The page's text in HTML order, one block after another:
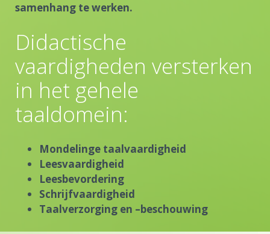
samenhang te werken.
Didactische
vaardigheden versterken
in het gehele
taaldomein:
Mondelinge taalvaardigheid
Leesvaardigheid
Leesbevordering
Schrijfvaardigheid
Taalverzorging en –beschouwing